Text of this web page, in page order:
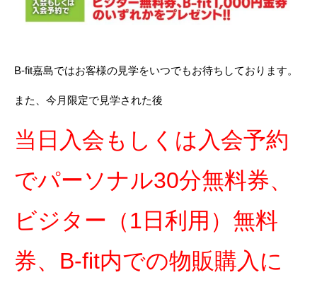
B-fit嘉島ではお客様の見学をいつでもお待ちしております。
また、今月限定で見学された後
当日入会もしくは入会予約
でパーソナル30分無料券、
ビジター（1日利用）無料
券、B-fit内での物販購入に